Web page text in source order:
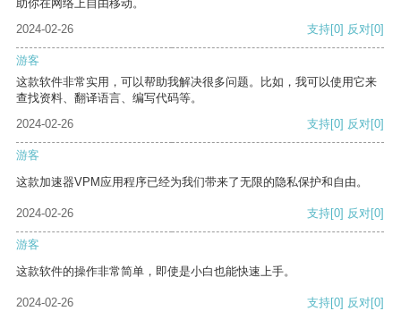
助你在网络上自由移动。
2024-02-26
支持[0] 反对[0]
游客
这款软件非常实用，可以帮助我解决很多问题。比如，我可以使用它来
查找资料、翻译语言、编写代码等。
2024-02-26
支持[0] 反对[0]
游客
这款加速器VPM应用程序已经为我们带来了无限的隐私保护和自由。
2024-02-26 支持[0] 反对[0]
游客
这款软件的操作非常简单，即使是小白也能快速上手。
2024-02-26 支持[0] 反对[0]